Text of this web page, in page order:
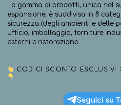
La gamma di prodotti, unica nel
espansione, è suddivisa in 8
sicurezza (degli ambienti e delle
ufficio, imballaggio, forniture
esterni e ristorazione.
CODICI SCONTO ESCLUSIVI
Seguici su